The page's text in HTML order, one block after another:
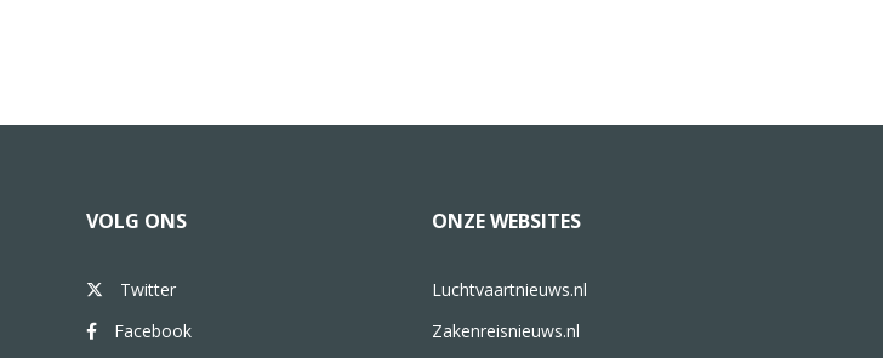
VOLG ONS
Twitter
Facebook
ONZE WEBSITES
Luchtvaartnieuws.nl
Zakenreisnieuws.nl